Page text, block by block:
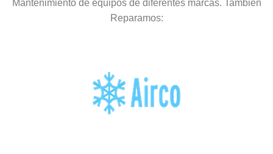
Mantenimiento de equipos de diferentes marcas. También
Reparamos: